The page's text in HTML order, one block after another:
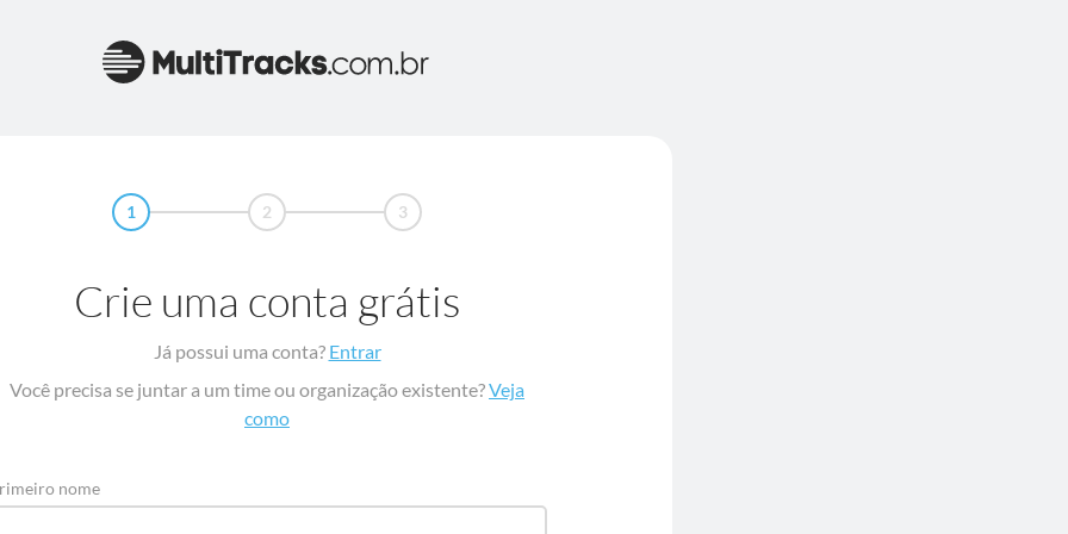
1 2 3
Crie uma conta grátis
Já possui uma conta? Entrar
Você precisa se juntar a um time ou organização existente?Veja
como
nome